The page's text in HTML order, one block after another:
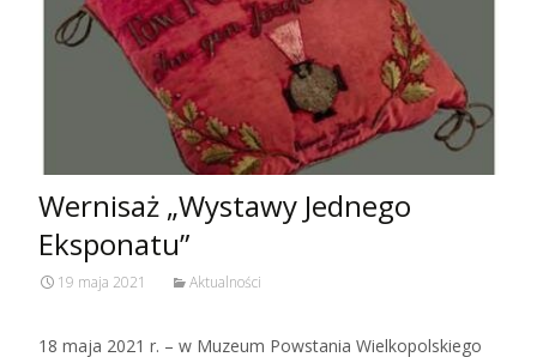
Wernisaż „Wystawy Jednego
Eksponatu”
19 maja 2021 Aktualności
18 maja 2021 r. – w Muzeum Powstania Wielkopolskiego